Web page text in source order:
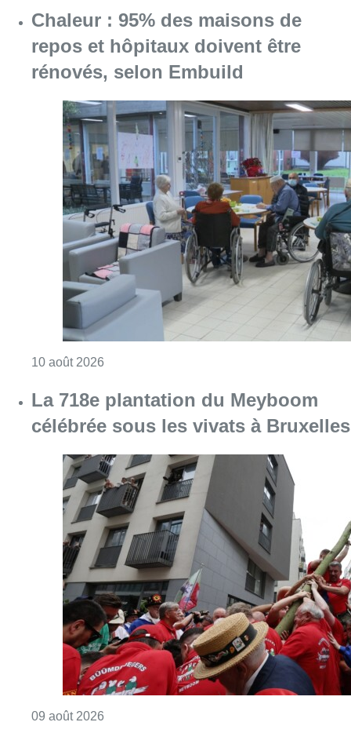
10 août 2026Consulter l'article "Chaleur : 95% des
La 718e plantation du Meyboom
célébrée sous les vivats à Bruxelles
09 août 2026 Consulter l'article "La 718e plantation du
Meyboom: Jean Vanderhaegen
passe le flambeau aux jeunes
Bûûmdroegers